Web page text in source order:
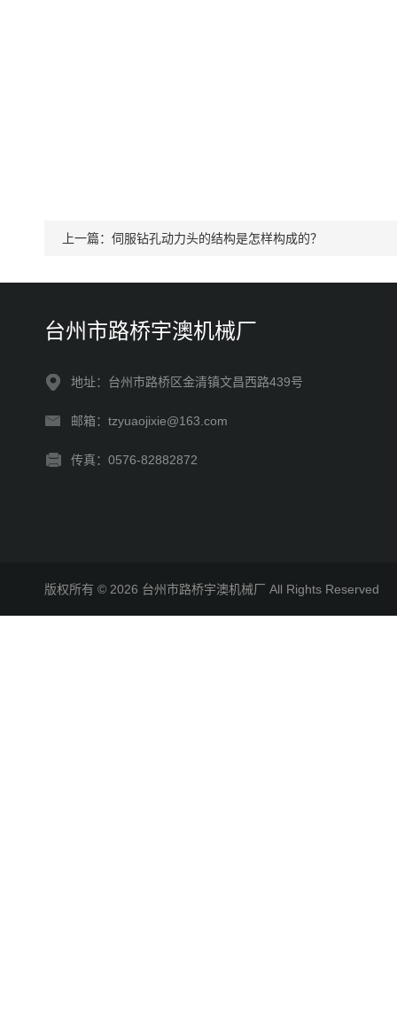
上一篇： 伺服钻孔动力头的结构是怎样构成的？
台州市路桥宇澳机械厂
地址：台州市路桥区金清镇文昌西路439号
邮箱：tzyuaojixie@163.com
传真：0576-82882872
版权所有 © 2026 台州市路桥宇澳机械厂 All Rights